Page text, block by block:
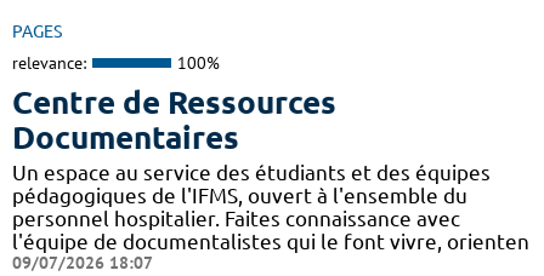
PAGES
relevance: 100%
Centre de Ressources
Documentaires
Un espace au service des étudiants et des équipes
pédagogiques de l'IFMS, ouvert à l'ensemble du
personnel hospitalier. Faites connaissance avec
l'équipe de documentalistes qui le font vivre, orienten
09/07/2026 18:07